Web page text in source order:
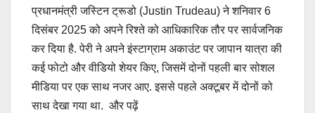
प्रधानमंत्री जस्टिन ट्रूडो (Justin Trudeau) ने शनिवार 6
दिसंबर 2025 को अपने रिश्ते को आधिकारिक तौर पर सार्वजनिक
कर दिया है. पेरी ने अपने इंस्टाग्राम अकाउंट पर जापान यात्रा की
कई फोटो और वीडियो शेयर किए, जिसमें दोनों पहली बार सोशल
मीडिया पर एक साथ नजर आए. इससे पहले अक्टूबर में दोनों को
साथ देखा गया था. और पढ़ें